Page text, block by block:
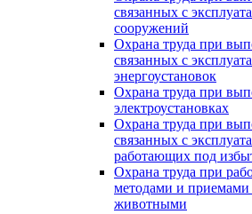
связанных с
сооружений
Охрана труда при
связанных с
энергоустановок
Охрана труда при
электроустановках
Охрана труда при
связанных с
работающих под
Охрана труда при
методами и приемами
животными